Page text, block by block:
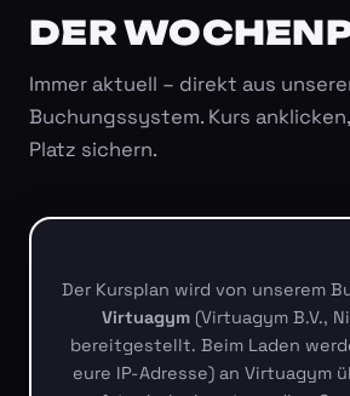
DER
Immer aktuell – direkt aus
Buchungssystem. Kurs
Platz sichern.
Der Kursplan wird von unserem
Virtuagym(Virtuagym B.V.,
bereitgestellt. Beim Laden
eure IP-Adresse) an Virtuagym